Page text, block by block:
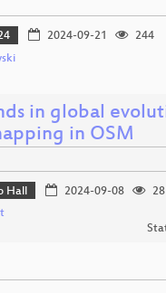
2024-09-21
244
in global
in OSM
Hall 2024-09-08
28